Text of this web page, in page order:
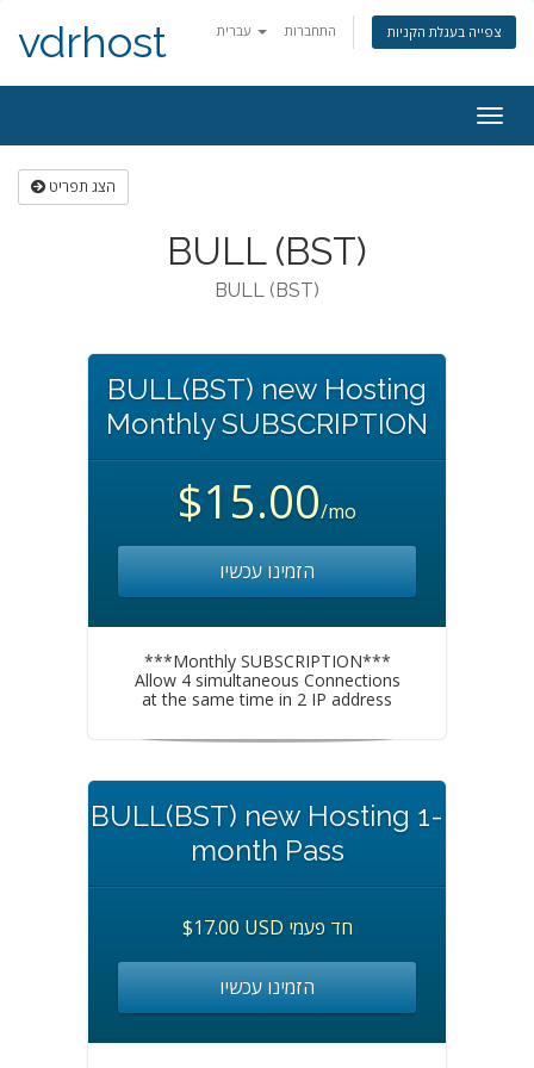
התחברות צפייה בעגלת הקניות vdrhost
ניווט
הצג תפריט
BULL (BST)
BULL (BST)
BULL(BST) new Hosting
Monthly SUBSCRIPTION
$15.00/mo
הזמינו עכשיו
***Monthly SUBSCRIPTION***
Allow 4 simultaneous Connections
at the same time in 2 IP address
BULL(BST) new Hosting 1-
month Pass
$17.00 USD חד פעמי
הזמינו עכשיו